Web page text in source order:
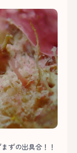
ずの出具合！！